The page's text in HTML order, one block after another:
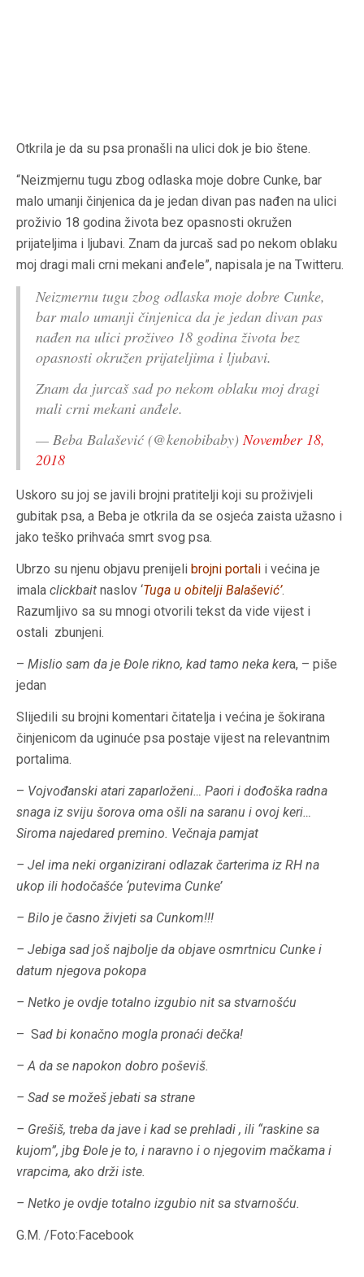
Otkrila je da su psa pronašli na ulici dok je bio štene.
“Neizmjernu tugu zbog odlaska moje dobre Cunke, bar
malo umanji činjenica da je jedan divan pas nađen na ulici
proživio 18 godina života bez opasnosti okružen
prijateljima i ljubavi. Znam da jurcaš sad po nekom oblaku
moj dragi mali crni mekani anđele”, napisala je na Twitteru.
Neizmernu tugu zbog odlaska moje dobre Cunke,
bar malo umanji činjenica da je jedan divan pas
nađen na ulici proživeo 18 godina života bez
opasnosti okružen prijateljima i ljubavi.
Znam da jurcaš sad po nekom oblaku moj dragi
mali crni mekani anđele.
— Beba Balašević (@kenobibaby)November 18,
2018
Uskoro su joj se javili brojni pratitelji koji su proživjeli
gubitak psa, a Beba je otkrila da se osjeća zaista užasno i
jako teško prihvaća smrt svog psa.
Ubrzo su njenu objavu prenijeli brojni portali i većina je
imala clickbait naslov ‘Tuga u obitelji Balašević’.
Razumljivo sa su mnogi otvorili tekst da vide vijest i
ostali zbunjeni.
– Mislio sam da je Đole rikno, kad tamo neka kera, – piše
jedan
Slijedili su brojni komentari čitatelja i većina je šokirana
činjenicom da uginuće psa postaje vijest na relevantnim
portalima.
– Vojvođanski atari zaparloženi… Paori i dođoška radna
snaga iz sviju šorova oma ošli na saranu i ovoj keri…
Siroma najedared premino. Večnaja pamjat
– Jel ima neki organizirani odlazak čarterima iz RH na
ukop ili hodočašće ‘putevima Cunke’
– Bilo je časno živjeti sa Cunkom!!!
– Jebiga sad još najbolje da objave osmrtnicu Cunke i
datum njegova pokopa
– Netko je ovdje totalno izgubio nit sa stvarnošću
– Sad bi konačno mogla pronaći dečka!
– A da se napokon dobro poševiš.
– Sad se možeš jebati sa strane
– Grešiš, treba da jave i kad se prehladi , ili “raskine sa
kujom”, jbg Đole je to, i naravno i o njegovim mačkama i
vrapcima, ako drži iste.
– Netko je ovdje totalno izgubio nit sa stvarnošću.
G.M. /Foto:Facebook